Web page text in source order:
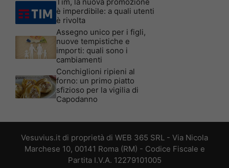
è imperdibile: a quali utenti
è rivolta
Assegno unico per i figli,
nuove tempistiche e
importi: quali sono i
cambiamenti
Conchiglioni ripieni al
forno: un primo piatto
sfizioso per la vigilia di
Capodanno
Vesuvius.it di proprietà di WEB 365 SRL - Via Nicola
Marchese 10, 00141 Roma (RM) - Codice Fiscale e
Partita I.V.A. 12279101005